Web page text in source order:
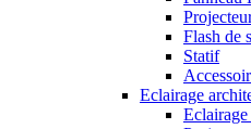
Flash de
Statif
Eclairage